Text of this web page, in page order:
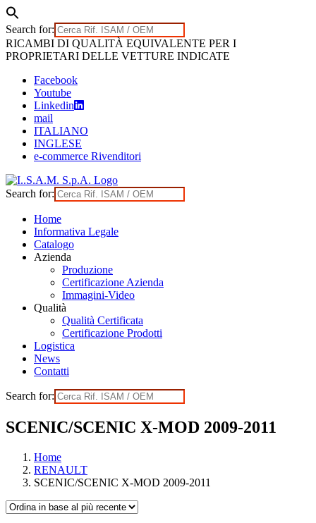
Search for:
Skip
to
RICAMBI DI QUALITÀ EQUIVALENTE PER I
PROPRIETARI DELLE VETTURE INDICATE
Facebook
Youtube
Linkedin
mail
ITALIANO
INGLESE
e-commerce Rivenditori
Search for:
Home
Informativa Legale
Catalogo
Azienda
Produzione
Certificazione Azienda
Immagini-Video
Qualità
Qualità Certificata
Certificazione Prodotti
Logistica
News
Contatti
Search for:
SCENIC/SCENIC X-MOD 2009-2011
Home
RENAULT
SCENIC/SCENIC X-MOD 2009-2011